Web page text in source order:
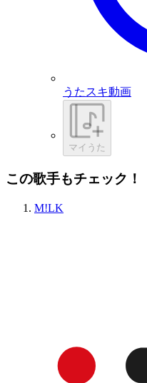
うたスキ動画
マイうた
この歌手もチェック！
M!LK